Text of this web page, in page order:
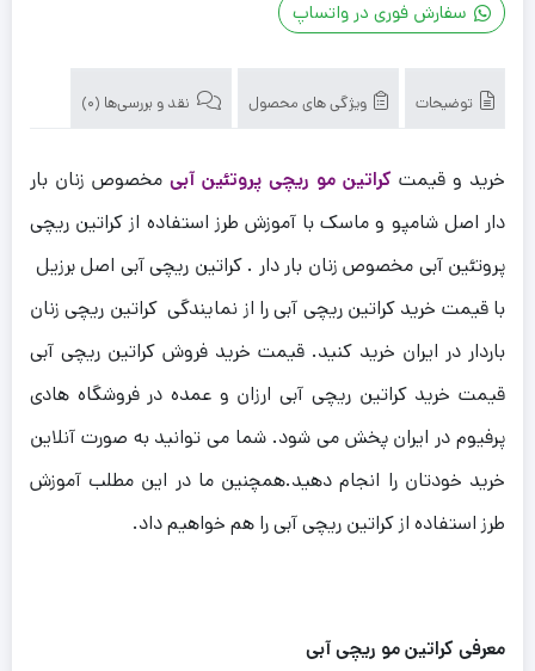
زنان
اصل
سفارش فوری در واتساپ
توضیحات ویژگی های محصول نقد و بررسی‌ها (0)
خرید و قیمت کراتین مو ریچی پروتئین آبی مخصوص زنان بار
دار اصل شامپو و ماسک با آموزش طرز استفاده از کراتین ریچی
پروتئین آبی مخصوص زنان بار دار . کراتین ریچی آبی اصل برزیل
با قیمت خرید کراتین ریچی آبی را از نمایندگی کراتین ریچی زنان
باردار در ایران خرید کنید. قیمت خرید فروش کراتین ریچی آبی
قیمت خرید کراتین ریچی آبی ارزان و عمده در فروشگاه هادی
پرفیوم در ایران پخش می شود. شما می توانید به صورت آنلاین
خرید خودتان را انجام دهید.همچنین ما در این مطلب آموزش
طرز استفاده از کراتین ریچی آبی را هم خواهیم داد.
معرفی کراتین مو ریچی آبی